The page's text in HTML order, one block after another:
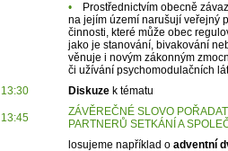
•
Prostřednictvím obecně
na jejím území narušují veřejný
činnosti, které může obec
jako je stanování, bivakování
věnuje i novým zákonným
či užívání psychomodulačních
13:30
Diskuzek tématu
13:45
ZÁVĚREČNÉ SLOVO
PARTNERŮ SETKÁNÍ A
losujeme například o adventní